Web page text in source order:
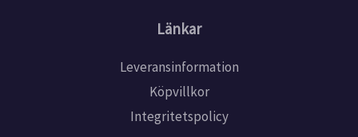
Länkar
Leveransinformation
Köpvillkor
Integritetspolicy